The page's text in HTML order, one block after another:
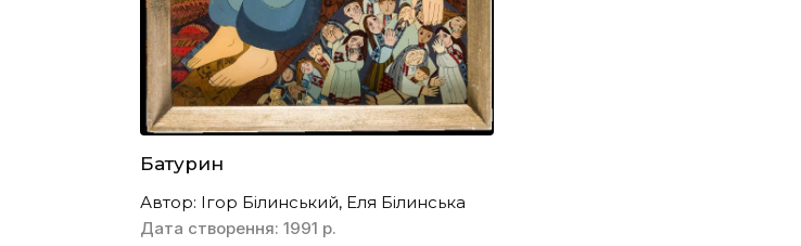
Батурин
Автор: Ігор Білинський, Еля Білинська
Дата створення: 1991 р.